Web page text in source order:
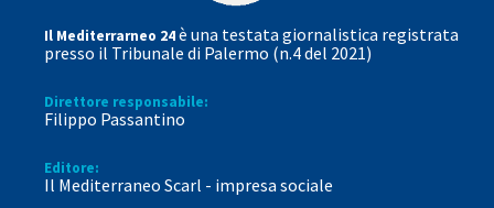
Il Mediterrarneo 24è una testata giornalistica registrata
presso il Tribunale di Palermo (n.4 del 2021)
Direttore responsabile:
Filippo Passantino
Editore:
Il Mediterraneo Scarl - impresa sociale